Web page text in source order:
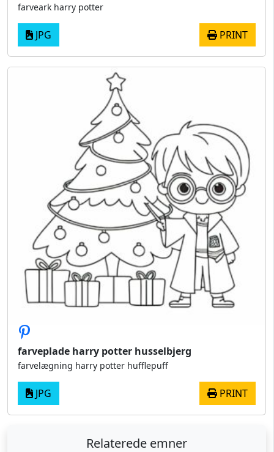
farveark harry potter
JPG PRINT
farveplade harry potter husselbjerg
farvelægning harry potter hufflepuff
JPG PRINT
Relaterede emner